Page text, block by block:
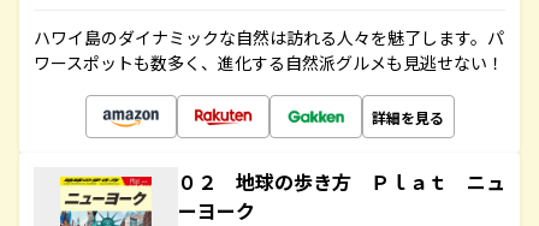
ハワイ島のダイナミックな自然は訪れる人々を魅了します。パ
ワースポットも数多く、進化する自然派グルメも見逃せない！
詳細を見る
０２ 地球の歩き方 Ｐｌａｔ ニュ
ーヨーク